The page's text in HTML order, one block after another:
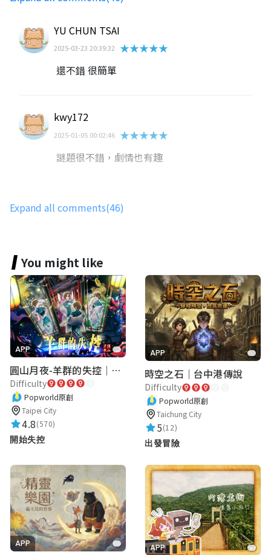
YU CHUN TSAI
2025-03-23 20:39:32
★★★★★
還不錯 很簡單
kwy172
2025-01-05 00:02:46 ★★★★★
謎題很不錯，劇情也有趣
家莉تPolly
yolanda
2024-06-29 20:50:55 ★★★★★
有趣！
AirouLin
2024-06-29 20:50:41
★★★★★
阿信
蹦 來個蹦蹦 蹦 來個蹦
2024-04-16 00:30:50
★★★★★
很有趣，關卡不會太複雜
Expand all comments(46)
You might like
APP
圓山月夜-羊群的失控｜圓山飯店 ARG實境解謎遊戲
Difficulty
Popworld原創
Taipei City
4.8(570)
開始失控
APP
時空之石｜台中港傳說
Difficulty
Popworld原創
Taichung City
5(12)
出發冒險
APP
APP